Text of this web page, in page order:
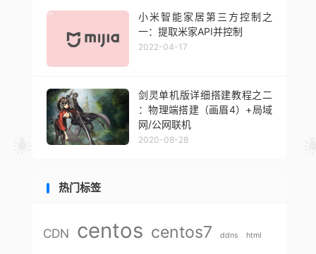
小米智能家居第三方控制之
一：提取米家API并控制
2022-04-17
剑灵单机版详细搭建教程之二
：物理端搭建（画眉4）+局域
网/公网联机
2020-08-28
热门标签
CDN centos centos7 ddns html